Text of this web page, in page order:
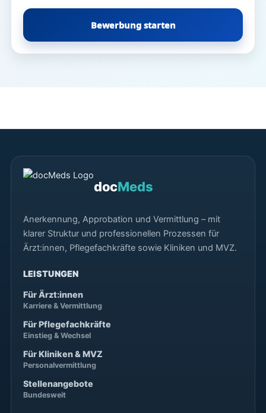
Bewerbung starten
docMeds
Anerkennung, Approbation und Vermittlung – mit
klarer Struktur und professionellen Prozessen für
Ärzt:innen, Pflegefachkräfte sowie Kliniken und MVZ.
LEISTUNGEN
Für Ärzt:innen
Karriere & Vermittlung
Für Pflegefachkräfte
Einstieg & Wechsel
Für Kliniken & MVZ
Personalvermittlung
Stellenangebote
Bundesweit